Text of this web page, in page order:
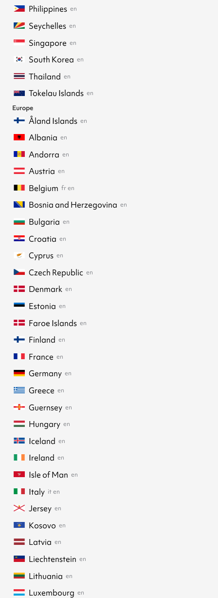
Philippines en
Seychelles en
Singapore en
South Korea en
Thailand en
Tokelau Islands en
Europe
Åland Islands en
Albania en
Andorra en
Austria en
Belgium fren
Bosnia and Herzegovina en
Bulgaria en
Croatia en
Cyprus en
Czech Republic en
Denmark en
Estonia en
Faroe Islands en
Finland en
France en
Germany en
Greece en
Guernsey en
Hungary en
Iceland en
Ireland en
Isle of Man en
Italy iten
Jersey en
Kosovo en
Latvia en
Liechtenstein en
Lithuania en
Luxembourg en